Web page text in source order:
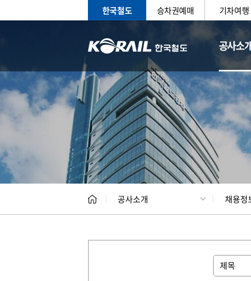
한국철도 승차권예매 기차여행
공사소
CEO 일반현황
공사소개 채용정